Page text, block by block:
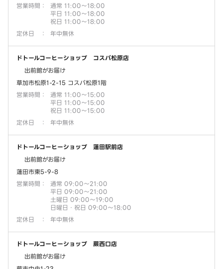
営業時間 ：
通常 11:00～18:00
平日 11:00～18:00
祝日 11:00～18:00
定休日
： 年中無休
ドトールコーヒーショップ コスパ松原店
出前館がお届け
草加市松原1-2-15 コスパ松原1階
営業時間 ：
通常 11:00～15:00
平日 11:00～15:00
祝日 11:00～15:00
定休日
： 年中無休
ドトールコーヒーショップ 蓮田駅前店
出前館がお届け
蓮田市東5-9-8
営業時間 ：
通常 09:00～21:00
平日 09:00～21:00
土曜日 09:00～19:00
日曜日・祝日 09:00～18:00
定休日
： 年中無休
ドトールコーヒーショップ 蕨西口店
出前館がお届け